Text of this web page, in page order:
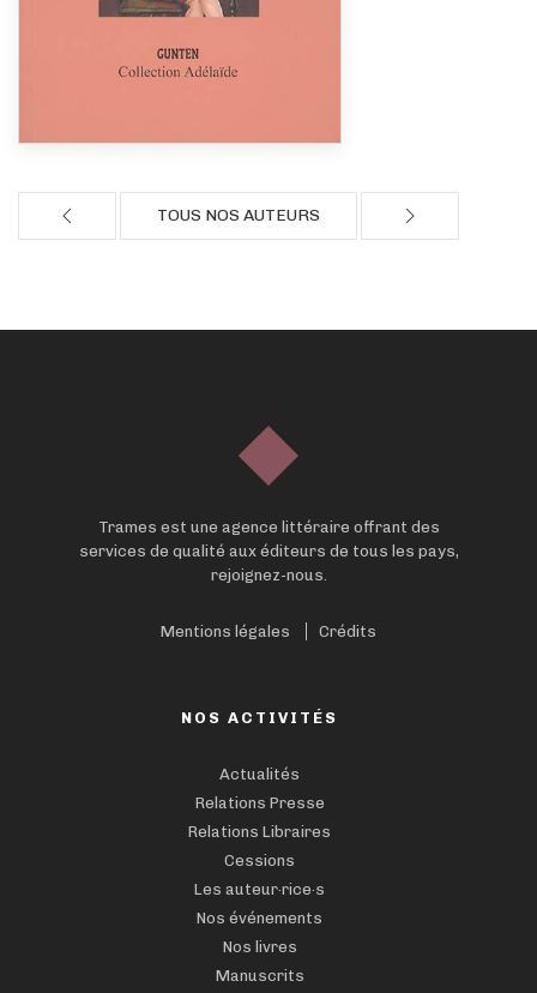
TOUS NOS AUTEURS
Trames est une agence littéraire offrant des
services de qualité aux éditeurs de tous les pays,
rejoignez-nous.
Mentions légales Crédits
NOS ACTIVITÉS
Actualités
Relations Presse
Relations Libraires
Cessions
Les auteur·rice·s
Nos événements
Nos livres
Manuscrits